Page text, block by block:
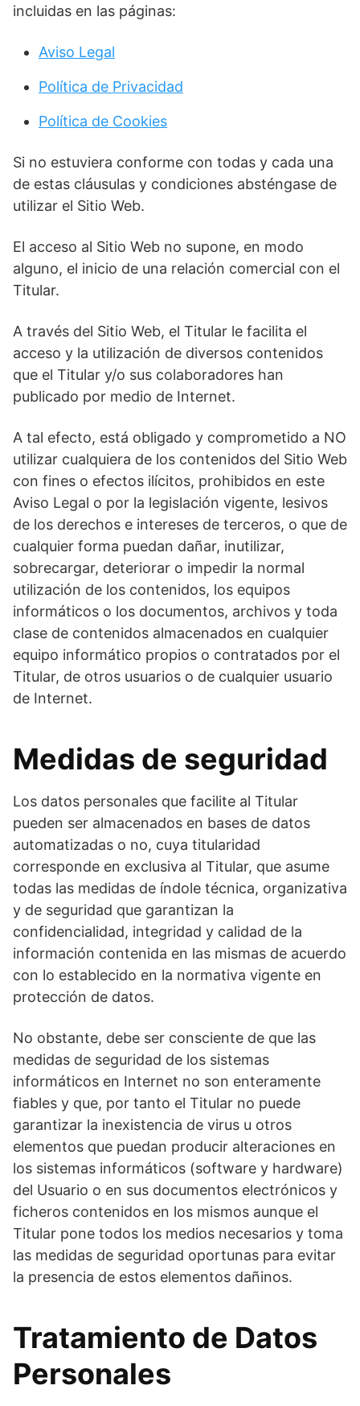
incluidas en las páginas:
Aviso Legal
Política de Privacidad
Política de Cookies
Si no estuviera conforme con todas y cada una
de estas cláusulas y condiciones absténgase de
utilizar el Sitio Web.
El acceso al Sitio Web no supone, en modo
alguno, el inicio de una relación comercial con el
Titular.
A través del Sitio Web, el Titular le facilita el
acceso y la utilización de diversos contenidos
que el Titular y/o sus colaboradores han
publicado por medio de Internet.
A tal efecto, está obligado y comprometido a NO
utilizar cualquiera de los contenidos del Sitio Web
con fines o efectos ilícitos, prohibidos en este
Aviso Legal o por la legislación vigente, lesivos
de los derechos e intereses de terceros, o que de
cualquier forma puedan dañar, inutilizar,
sobrecargar, deteriorar o impedir la normal
utilización de los contenidos, los equipos
informáticos o los documentos, archivos y toda
clase de contenidos almacenados en cualquier
equipo informático propios o contratados por el
Titular, de otros usuarios o de cualquier usuario
de Internet.
Medidas de seguridad
Los datos personales que facilite al Titular
pueden ser almacenados en bases de datos
automatizadas o no, cuya titularidad
corresponde en exclusiva al Titular, que asume
todas las medidas de índole técnica, organizativa
y de seguridad que garantizan la
confidencialidad, integridad y calidad de la
información contenida en las mismas de acuerdo
con lo establecido en la normativa vigente en
protección de datos.
No obstante, debe ser consciente de que las
medidas de seguridad de los sistemas
informáticos en Internet no son enteramente
fiables y que, por tanto el Titular no puede
garantizar la inexistencia de virus u otros
elementos que puedan producir alteraciones en
los sistemas informáticos (software y hardware)
del Usuario o en sus documentos electrónicos y
ficheros contenidos en los mismos aunque el
Titular pone todos los medios necesarios y toma
las medidas de seguridad oportunas para evitar
la presencia de estos elementos dañinos.
Tratamiento de Datos
Personales